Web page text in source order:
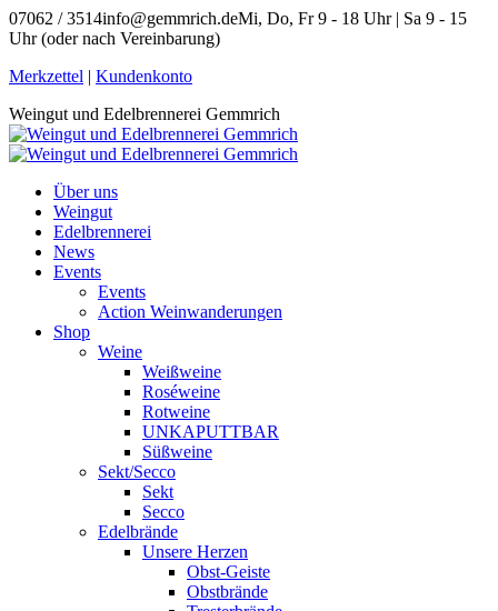
Zum
Inhalt
07062 / 3514info@gemmrich.deMi, Do, Fr 9 - 18 Uhr | Sa 9 - 15
Uhr (oder nach Vereinbarung)
Facebook
opens
in
new
Instagram
opens
in
new
Merkzettel | Kundenkonto
Weingut und Edelbrennerei Gemmrich
Über uns
Weingut
Edelbrennerei
News
Events
Events
Action Weinwanderungen
Shop
Weine
Weißweine
Roséweine
Rotweine
UNKAPUTTBAR
Süßweine
Sekt/Secco
Sekt
Secco
Edelbrände
Unsere Herzen
Obst-Geiste
Obstbrände